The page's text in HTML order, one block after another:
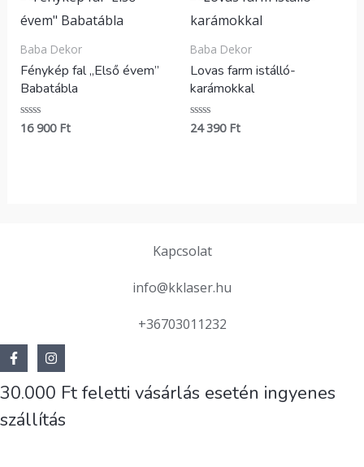
Baba Dekor
Fénykép fal „Első évem”
Babatábla
Értékelés:
16 900 Ft
Baba Dekor
Lovas farm istálló-
karámokkal
Értékelés:
24 390 Ft
Kapcsolat
info@kklaser.hu
+36703011232
30.000 Ft feletti vásárlás esetén ingyenes
szállítás